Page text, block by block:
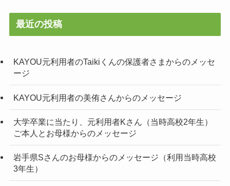
最近の投稿
KAYOU元利用者のTaikiくんの保護者さまからのメッセ
ージ
KAYOU元利用者の美侑さんからのメッセージ
大学卒業に当たり、元利用者Kさん（当時高校2年生）
ご本人とお母様からのメッセージ
岩手県Sさんのお母様からのメッセージ（利用当時高校
3年生）